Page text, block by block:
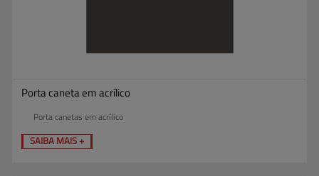
Porta caneta em acrílico
Porta canetas em acrílico
SAIBA MAIS +